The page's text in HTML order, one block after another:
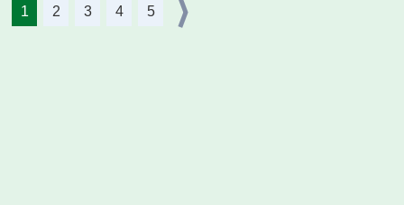
1 2 3 4 5